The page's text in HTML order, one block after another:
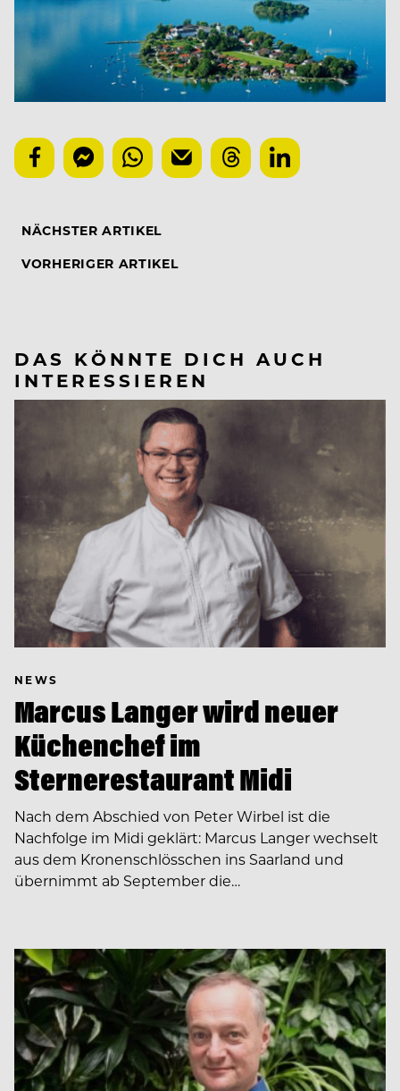
NÄCHSTER ARTIKEL
VORHERIGER ARTIKEL
DAS KÖNNTE DICH AUCH
INTERESSIEREN
NEWS
Marcus Langer wird neuer
Küchenchef im
Sternerestaurant Midi
Nach dem Abschied von Peter Wirbel ist die
Nachfolge im Midi geklärt: Marcus Langer wechselt
aus dem Kronenschlösschen ins Saarland und
übernimmt ab September die…